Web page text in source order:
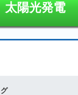
太陽光発電